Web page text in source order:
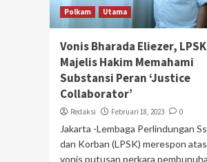
Polkam Utama
Vonis Bharada Eliezer,
Majelis Hakim Memahami
Substansi Peran ‘Justice
Collaborator’
Redaksi Februari 18, 2023 0
Jakarta -Lembaga Perlindungan
dan Korban (LPSK) merespon atas
vonis putusan perkara